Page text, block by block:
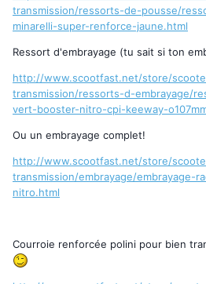
transmission/ressorts-de-pousse/
minarelli-super-renforce-jaune.html
Ressort d'embrayage (tu sait si ton
http://www.scootfast.net/store/
transmission/ressorts-d-embrayage/
vert-booster-nitro-cpi-keeway-
Ou un embrayage complet!
http://www.scootfast.net/store/
transmission/embrayage/embrayage-
nitro.html
Courroie renforcée polini pour bien